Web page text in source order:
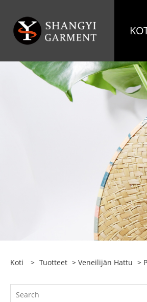
Koti > Tuotteet > Veneilijän Hattu >